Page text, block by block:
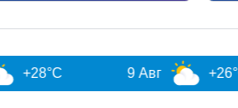
+26°C